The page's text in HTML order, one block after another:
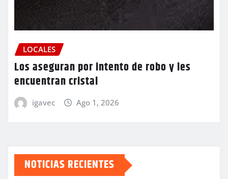
LOCALES
Los aseguran por intento de robo y les
encuentran cristal
igavec Ago 1, 2026
NOTICIAS RECIENTES